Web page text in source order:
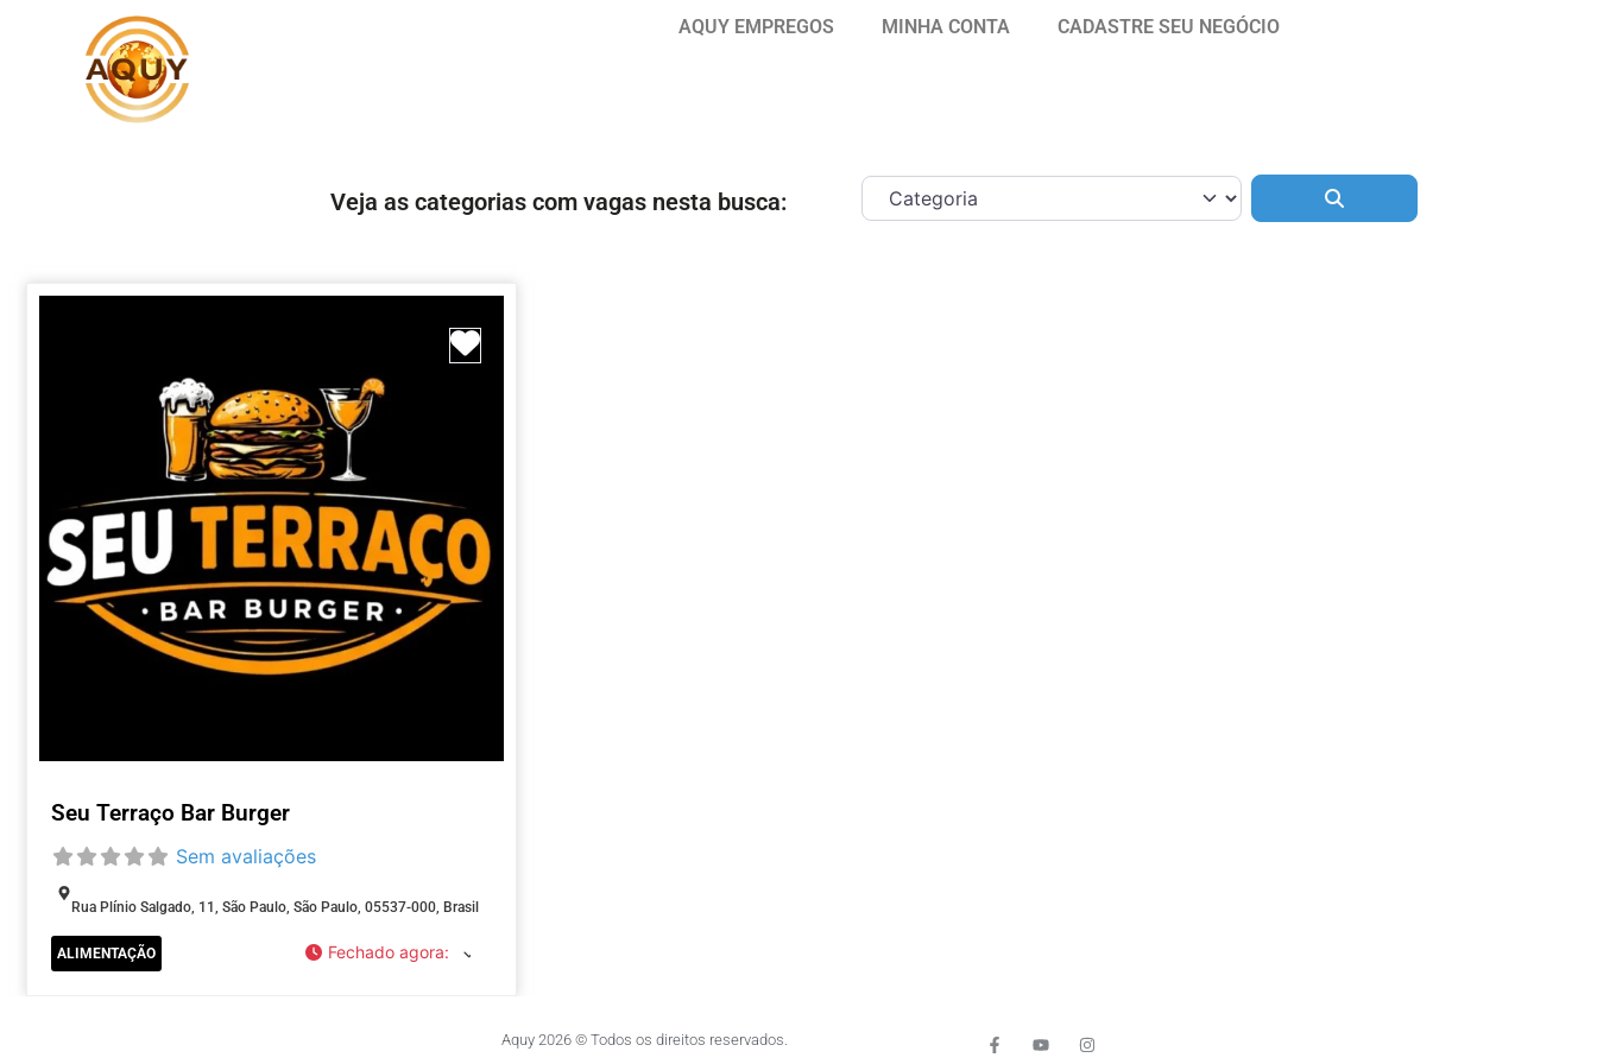
AQUY EMPREGOS MINHA CONTA CADASTRE SEU NEGÓCIO
Veja as categorias com vagas nesta busca:
Marcar como Favorito
Seu Terraço Bar Burger
Sem avaliações
Rua Plínio Salgado, 11, São Paulo, São Paulo, 05537-000, Brasil
ALIMENTAÇÃO Fechado agora:
Aquy 2026 © Todos os direitos reservados.